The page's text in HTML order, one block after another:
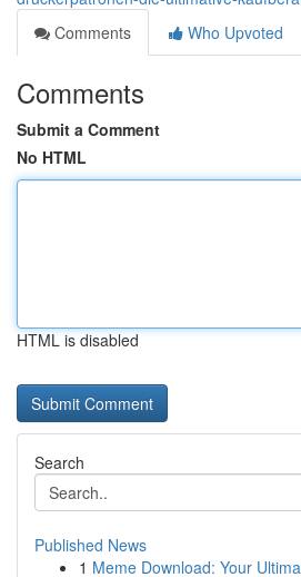
Comments
Who Upvoted
Comments
Submit a Comment
No HTML
HTML is disabled
Search
Published News
1 Meme Download: Your